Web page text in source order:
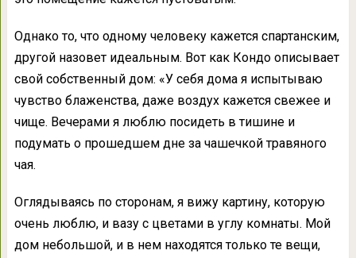
Однако то, что одному человеку кажется спартанским,
другой назовет идеальным. Вот как Кондо описывает
свой собственный дом: «У себя дома я испытываю
чувство блаженства, даже воздух кажется свежее и
чище. Вечерами я люблю посидеть в тишине и
подумать о прошедшем дне за чашечкой травяного
чая.
Оглядываясь по сторонам, я вижу картину, которую
очень люблю, и вазу с цветами в углу комнаты. Мой
дом небольшой, и в нем находятся только те вещи,